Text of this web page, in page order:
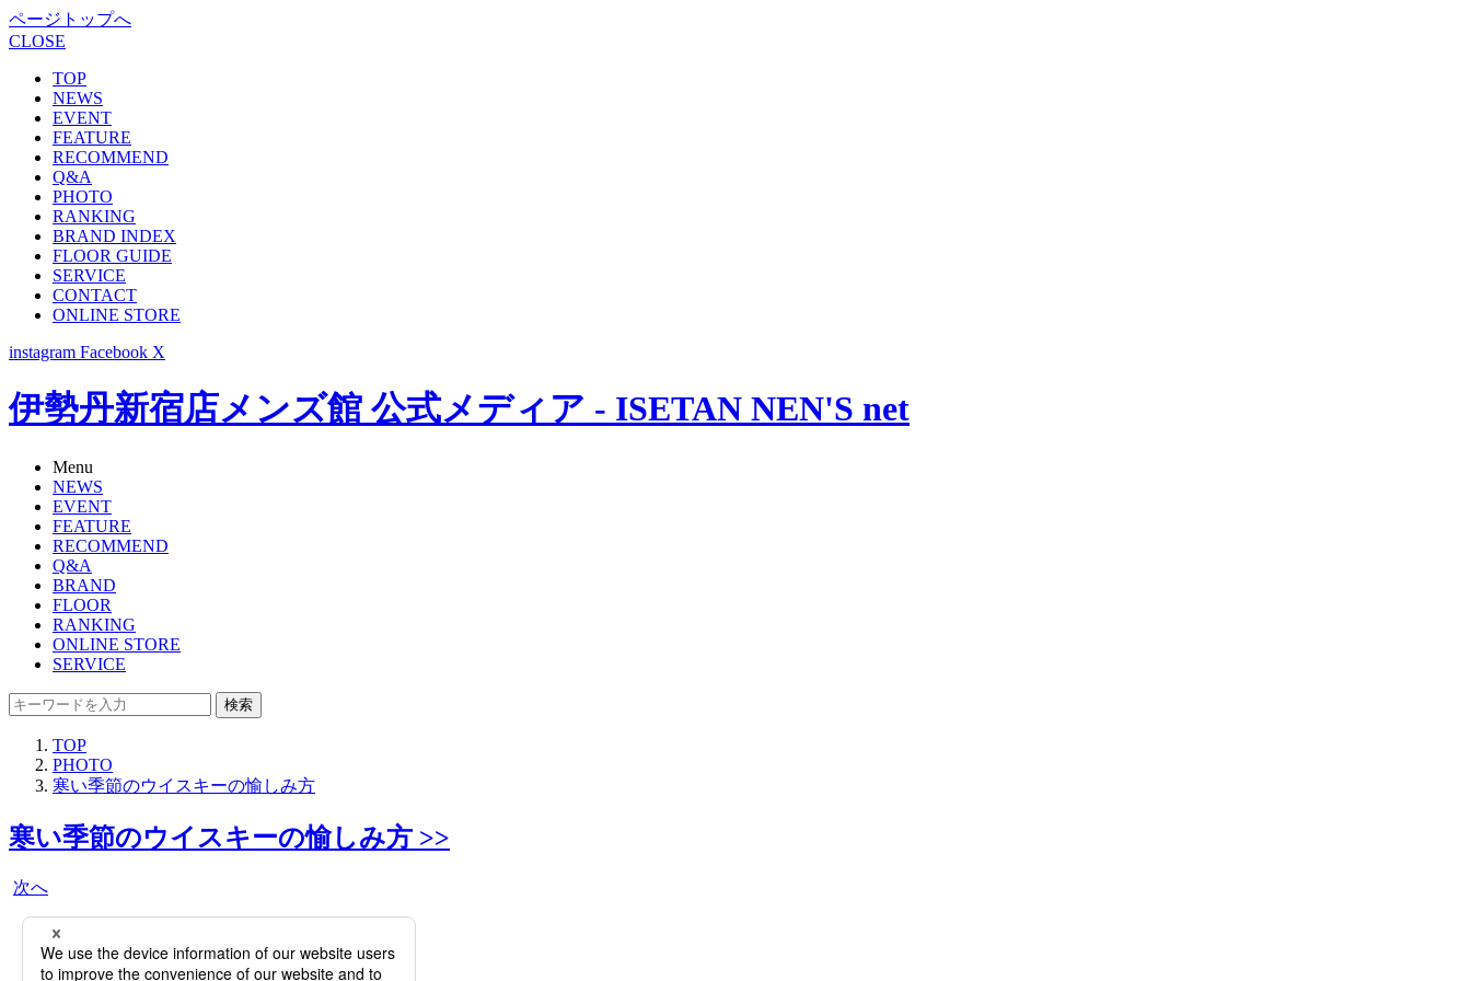
ページトップへ
CLOSE
TOP
NEWS
EVENT
FEATURE
RECOMMEND
Q&A
PHOTO
RANKING
BRAND INDEX
FLOOR GUIDE
SERVICE
CONTACT
ONLINE STORE
instagram Facebook X
伊勢丹新宿店メンズ館 公式メディア - ISETAN NEN'S net
Menu
NEWS
EVENT
FEATURE
RECOMMEND
Q&A
BRAND
FLOOR
RANKING
ONLINE STORE
SERVICE
検索
TOP
PHOTO
寒い季節のウイスキーの愉しみ方
寒い季節のウイスキーの愉しみ方 >>
次へ